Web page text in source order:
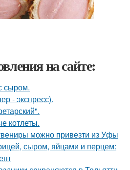
на сайте:
сыром.
- экспресс).
котлеты.
можно привезти из Уфы
сыром, яйцами и перцем: